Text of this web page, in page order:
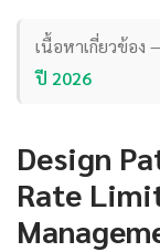
เนื้อหาเกี่ยวข้อง
ปี 2026
Design
Rate